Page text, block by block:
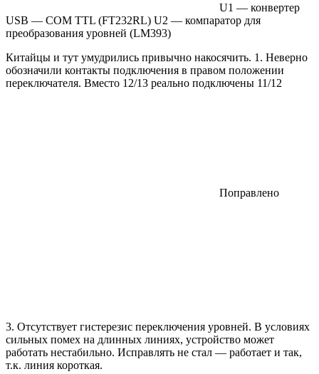
U1 — конвертер
USB — COM TTL (FT232RL) U2 — компаратор для
преобразования уровней (LM393)
Китайцы и тут умудрились привычно накосячить. 1. Неверно
обозначили контакты подключения в правом положении
переключателя. Вместо 12/13 реально подключены 11/12
Поправлено
3. Отсутствует гистерезис переключения уровней. В условиях
сильных помех на длинных линиях, устройство может
работать нестабильно. Исправлять не стал — работает и так,
т.к. линия короткая.